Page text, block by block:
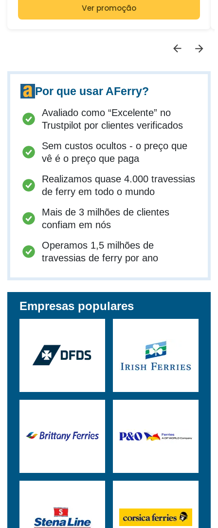
Ver promoção
Por que usar AFerry?
Avaliado como “Excelente” no
Trustpilot por clientes verificados
Sem custos ocultos - o preço que
vê é o preço que paga
Realizamos quase 4.000 travessias
de ferry em todo o mundo
Mais de 3 milhões de clientes
confiam em nós
Operamos 1,5 milhões de
travessias de ferry por ano
Empresas populares